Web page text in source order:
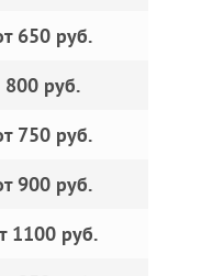
650 руб.
800 руб.
750 руб.
900 руб.
1100 руб.